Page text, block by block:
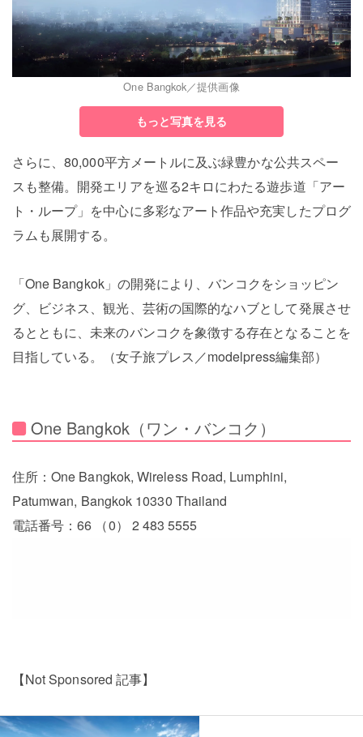
One Bangkok／提供画像
もっと写真を見る
さらに、80,000平方メートルに及ぶ緑豊かな公共スペー
スも整備。開発エリアを巡る2キロにわたる遊歩道「アー
ト・ループ」を中心に多彩なアート作品や充実したプログ
ラムも展開する。
「One Bangkok」の開発により、バンコクをショッピン
グ、ビジネス、観光、芸術の国際的なハブとして発展させ
るとともに、未来のバンコクを象徴する存在となることを
目指している。（女子旅プレス／modelpress編集部）
One Bangkok（ワン・バンコク）
住所：One Bangkok, Wireless Road, Lumphini,
Patumwan, Bangkok 10330 Thailand
電話番号：66 （0） 2 483 5555
【Not Sponsored 記事】